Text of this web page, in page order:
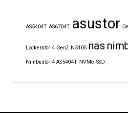
AS5404T AS6704T asustor
Lockerstor 4 Gen2 N5105 nas
Nimbustor 4 AS5404T NVMe SSD